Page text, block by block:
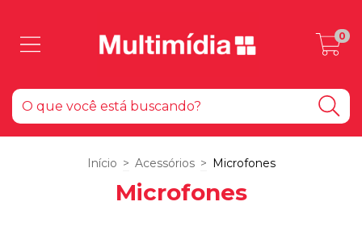
0
Início > Acessórios > Microfones
Microfones